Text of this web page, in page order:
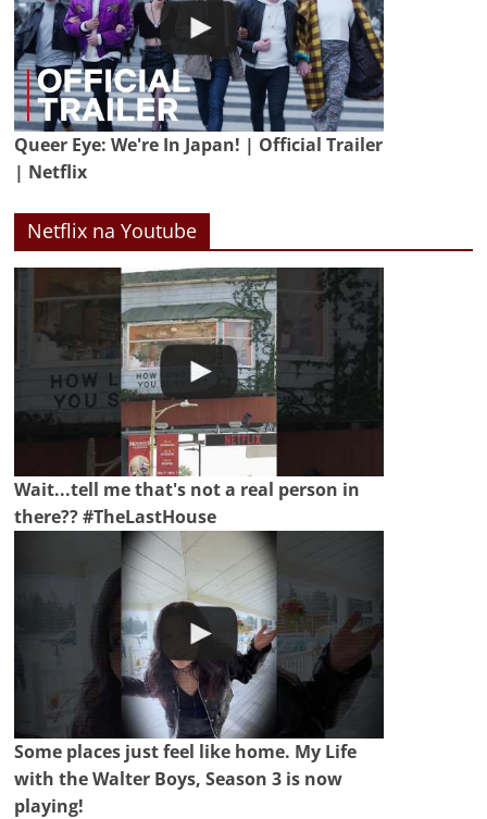
Queer Eye: We're In Japan! | Official Trailer
| Netflix
Netflix na Youtube
Wait...tell me that's not a real person in
there?? #TheLastHouse
Some places just feel like home. My Life
with the Walter Boys, Season 3 is now
playing!